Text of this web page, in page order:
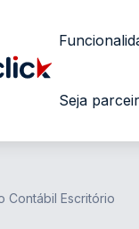
Seja
Contábil Escritório